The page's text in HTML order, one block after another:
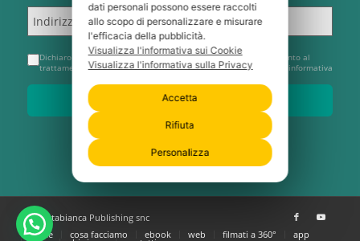
Indirizzo email
Dichiaro di aver preso visione dell'Informativa Privacy
e acconsento al
trattamento del mio indirizzo e-mail per l'invio della newsletter informativa
Voglio il mio 5% di sconto
© Cartabianca Publishing snc
home
cosa facciamo ebook web filmati a 360° app
dati personali possono essere raccolti
allo scopo di personalizzare e misurare
l'efficacia della pubblicità.
Visualizza l'informativa sui Cookie
Visualizza l'informativa sulla Privacy
Accetta
Rifiuta
Personalizza